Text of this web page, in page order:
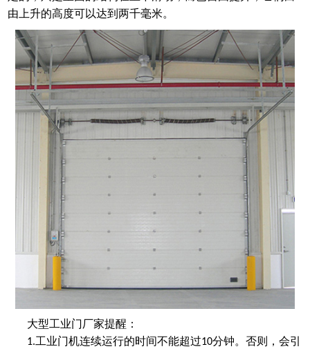
由上升的高度可以达到两千毫米。
大型工业门厂家提醒：
1.工业门机连续运行的时间不能超过10分钟。否则，会引